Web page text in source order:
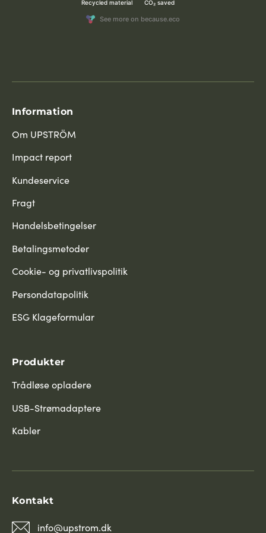
Information
Om UPSTRÖM
Impact report
Kundeservice
Fragt
Handelsbetingelser
Betalingsmetoder
Cookie- og privatlivspolitik
Persondatapolitik
ESG Klageformular
Produkter
Trådløse opladere
USB-Strømadaptere
Kabler
Kontakt
info@upstrom.dk